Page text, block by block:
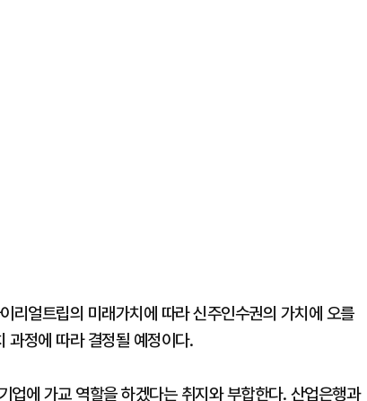
리얼트립의 미래가치에 따라 신주인수권의 가치에 오를
과정에 따라 결정될 예정이다.
업에 가교 역할을 하겠다는 취지와 부합한다. 산업은행과